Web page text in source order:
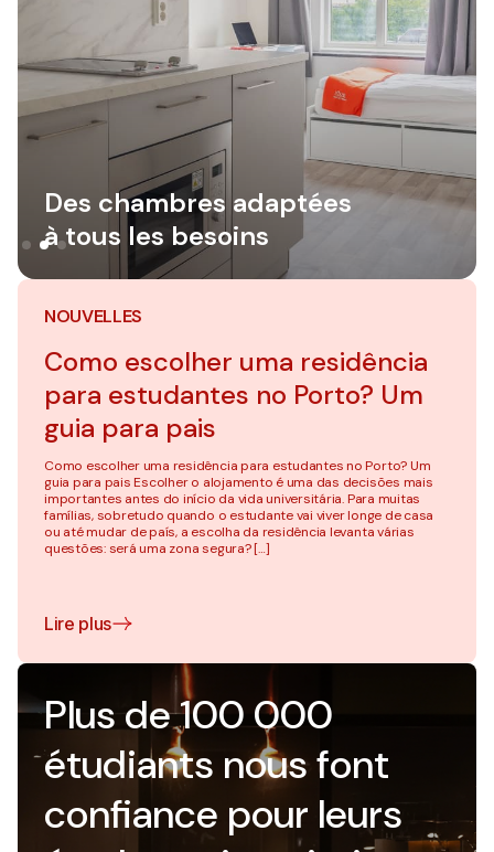
Des chambres adaptées
à tous les besoins
Des chambres adaptées
à tous les besoins
Des chambres adaptées
à tous les besoins
NOUVELLES
Como escolher uma residência
para estudantes no Porto? Um
guia para pais
Como escolher uma residência para estudantes no Porto? Um
guia para pais Escolher o alojamento é uma das decisões mais
importantes antes do início da vida universitária. Para muitas
famílias, sobretudo quando o estudante vai viver longe de casa
ou até mudar de país, a escolha da residência levanta várias
questões: será uma zona segura? […]
Lire plus
Plus de 100 000
étudiants nous font
confiance pour leurs